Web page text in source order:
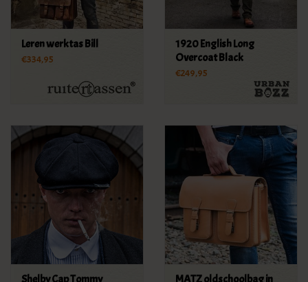
Leren werktas Bill
€334,95
1920 English Long
Overcoat Black
€249,95